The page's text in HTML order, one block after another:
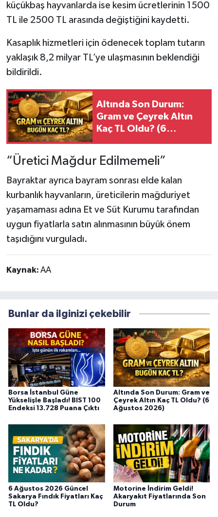
küçükbaş hayvanlarda ise kesim ücretlerinin 1500
TL ile 2500 TL arasında değiştiğini kaydetti.
Kasaplık hizmetleri için ödenecek toplam tutarın
yaklaşık 8,2 milyar TL’ye ulaşmasının beklendiği
bildirildi.
Altında Son Durum:
Gram ve Çeyrek Altın
Kaç TL Oldu? (6
“Üretici Mağdur Edilmemeli”
Bayraktar ayrıca bayram sonrası elde kalan
kurbanlık hayvanların, üreticilerin mağduriyet
yaşamaması adına Et ve Süt Kurumu tarafından
uygun fiyatlarla satın alınmasının büyük önem
taşıdığını vurguladı.
Kaynak: AA
Bunlar da ilginizi çekebilir
Borsa İstanbul Güne
Yükselişle Başladı! BIST 100
Endeksi 13.728 Puana Çıktı
Altında Son Durum: Gram ve
Çeyrek Altın Kaç TL Oldu? (6
Ağustos 2026)
6 Ağustos 2026 Güncel
Sakarya Fındık Fiyatları Kaç
TL Oldu?
Motorine İndirim Geldi!
Akaryakıt Fiyatlarında Son
Durum